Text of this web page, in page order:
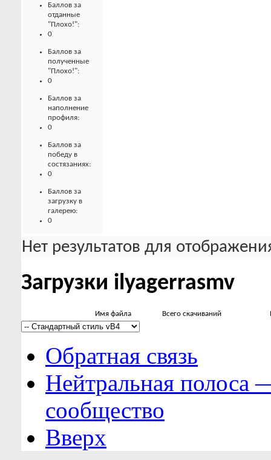
Баллов за
отданные
"Плохо!":
0
Баллов за
полученные
"Плохо!":
0
Баллов за
наполнение
профиля:
0
Баллов за
победу в
состязаниях:
0
Баллов за
загрузку в
галерею:
0
Нет результатов для
Загрузки ilyagerrasmv
Имя файла Всего скачиваний
Обратная связь
Нейтральная полоса
сообщество
Вверх